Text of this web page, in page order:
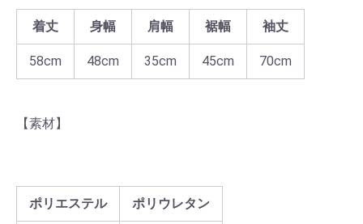
着丈 身幅 肩幅 裾幅 袖丈
58cm 48cm 35cm 45cm 70cm
【素材】
ポリエステル ポリウレタン